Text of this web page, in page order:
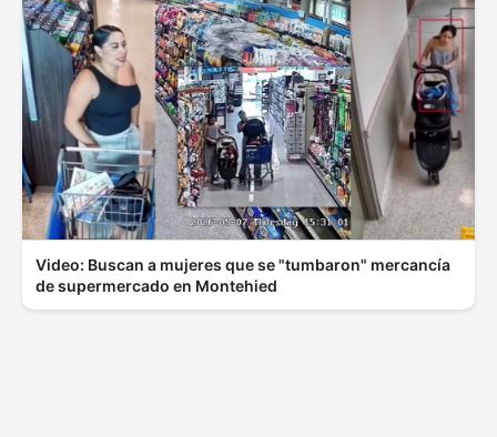
Video: Buscan a mujeres que se "tumbaron" mercancía
de supermercado en Montehied